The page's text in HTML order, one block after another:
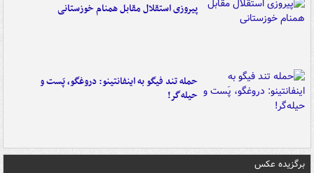
پیروزی استقلال مقابل همنام خوزستانی
حمله تند فیگو به اینفانتینو: دروغگو، پَست‌ و
حیله‌گر!
برگزیده عکس